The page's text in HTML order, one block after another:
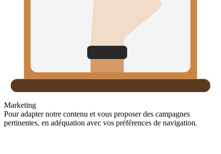
Marketing
Pour adapter notre contenu et vous proposer des campagnes
pertinentes, en adéquation avec vos préférences de navigation.